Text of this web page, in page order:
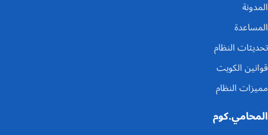
المدونة
المساعدة
تحديثات النظام
قوانين الكويت
مميزات النظام
المحامي.كوم